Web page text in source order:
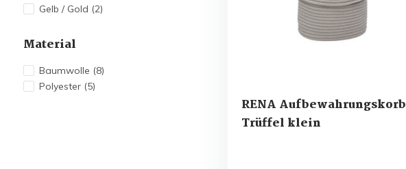
Gelb / Gold (2)
Material
Baumwolle (8)
Polyester (5)
RENA Aufbewahrungskorb
Trüffel klein